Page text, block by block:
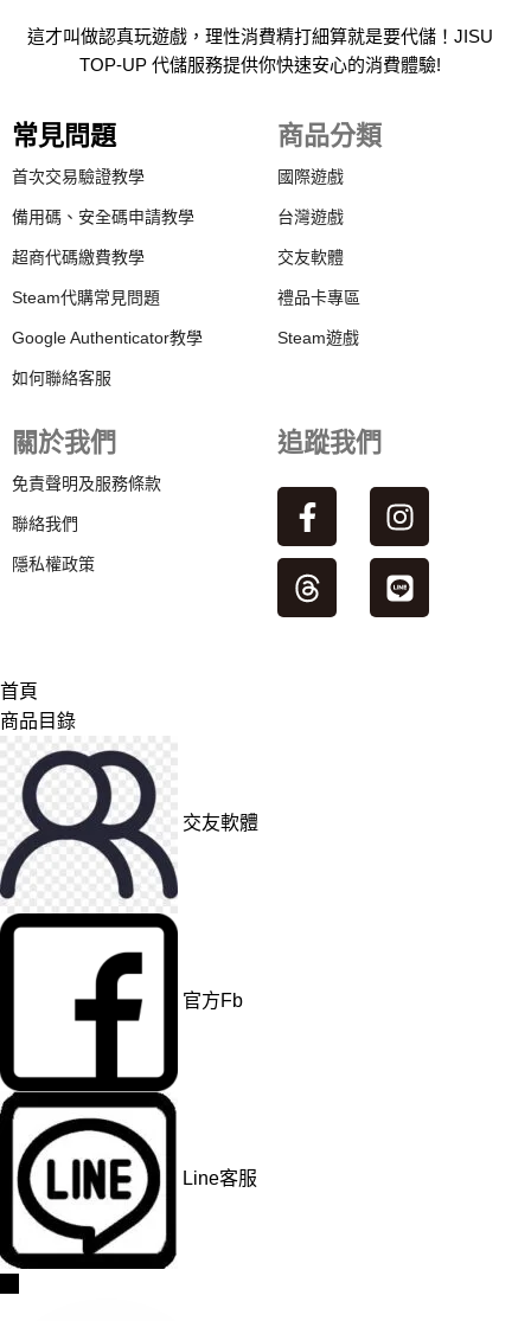
這才叫做認真玩遊戲，理性消費精打細算就是要代儲！JISU
TOP-UP 代儲服務提供你快速安心的消費體驗!
常見問題
首次交易驗證教學
備用碼、安全碼申請教學
超商代碼繳費教學
Steam代購常見問題
Google Authenticator教學
如何聯絡客服
商品分類
國際遊戲
台灣遊戲
交友軟體
禮品卡專區
Steam遊戲
關於我們
免責聲明及服務條款
聯絡我們
隱私權政策
追蹤我們
首頁
商品目錄
交友軟體
官方Fb
Line客服